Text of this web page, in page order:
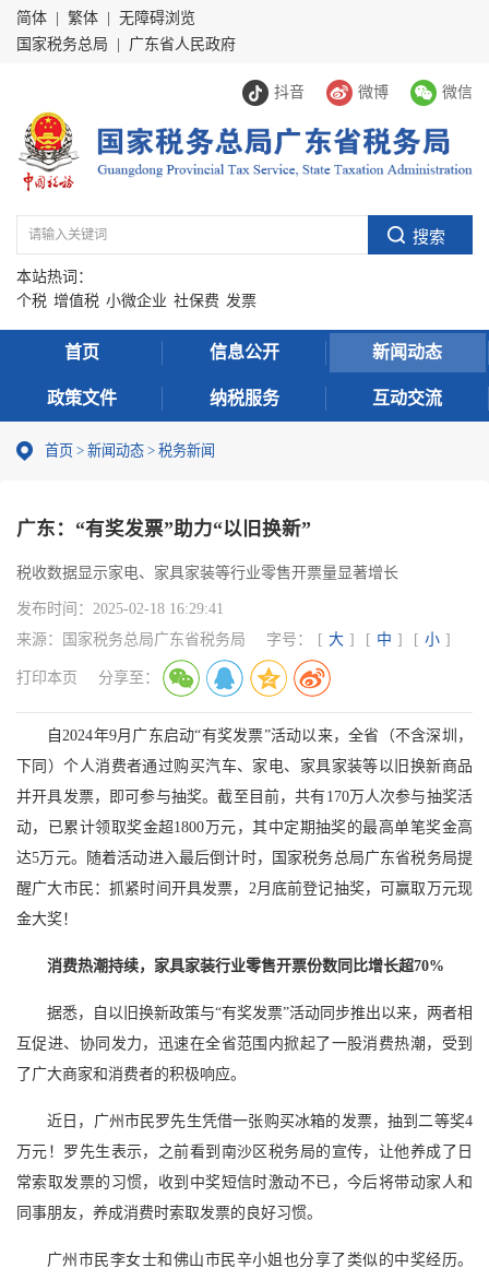
简体 繁体
无障碍浏览
国家税务总局
广东省人民政府
抖音 微博 微信
本站热词：
个税 增值税 小微企业 社保费 发票
首页 信息公开 新闻动态
政策文件 纳税服务 互动交流
首页 > 新闻动态 > 税务新闻
广东：“有奖发票”助力“以旧换新”
税收数据显示家电、家具家装等行业零售开票量显著增长
发布时间： 2025-02-18 16:29:41
来源：
国家税务总局广东省税务局 字号： [ 大 ] [ 中 ] [ 小 ]
打印本页 分享至：
自2024年9月广东启动“有奖发票”活动以来，全省（不含深圳，
下同）个人消费者通过购买汽车、家电、家具家装等以旧换新商品
并开具发票，即可参与抽奖。截至目前，共有170万人次参与抽奖活
动，已累计领取奖金超1800万元，其中定期抽奖的最高单笔奖金高
达5万元。随着活动进入最后倒计时，国家税务总局广东省税务局提
醒广大市民：抓紧时间开具发票，2月底前登记抽奖，可赢取万元现
金大奖！
消费热潮持续，家具家装行业零售开票份数同比增长超70%
据悉，自以旧换新政策与“有奖发票”活动同步推出以来，两者相
互促进、协同发力，迅速在全省范围内掀起了一股消费热潮，受到
了广大商家和消费者的积极响应。
近日，广州市民罗先生凭借一张购买冰箱的发票，抽到二等奖4
万元！罗先生表示，之前看到南沙区税务局的宣传，让他养成了日
常索取发票的习惯，收到中奖短信时激动不已，今后将带动家人和
同事朋友，养成消费时索取发票的良好习惯。
广州市民李女士和佛山市民辛小姐也分享了类似的中奖经历。